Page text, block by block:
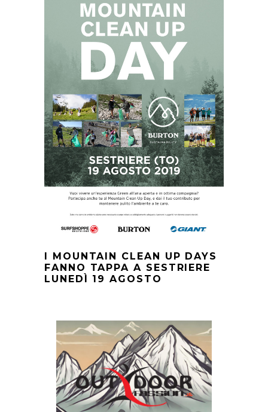
I MOUNTAIN CLEAN UP DAYS
FANNO TAPPA A SESTRIERE
LUNEDÌ 19 AGOSTO